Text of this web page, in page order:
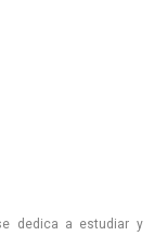
dedica a estudiar y